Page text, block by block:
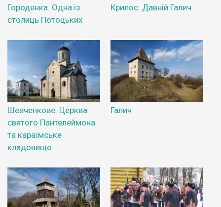
Городенка. Одна із
столиць Потоцьких
Крилос. Давній Галич
Шевченкове. Церква
святого Пантелеймона
та караїмське
кладовище
Галич